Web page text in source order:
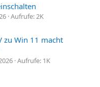
Aufrufe: 2K
zu Win 11 macht
Aufrufe: 1K